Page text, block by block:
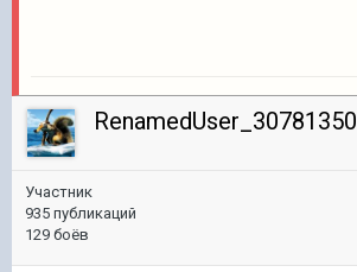
RenamedUser_30781350
Участник
935 публикаций
129 боёв